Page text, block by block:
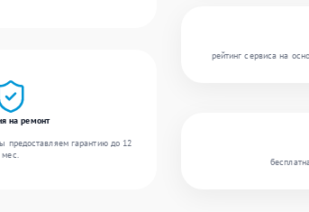
на ремонт
предоставляем гарантию до 12
мес.
рейтинг сервиса на